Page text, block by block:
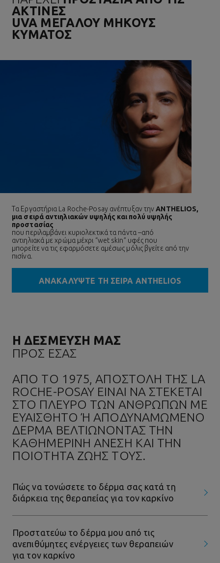
ΑΚΤΙΝΕΣ
UVA ΜΕΓΑΛΟΥ ΜΗΚΟΥΣ
ΚΥΜΑΤΟΣ
Τα Εργαστήρια La Roche-Posay ανέπτυξαν τηνANTHELIOS,
μια σειρά αντιηλιακών υψηλής και πολύ υψηλής
προστασίας
που περιλαμβάνει κυριολεκτικά τα πάντα –από
αντιηλιακά με χρώμα μέχρι “wet skin” υφές που
μπορείτε να τις εφαρμόσετε αμέσως μόλις βγείτε από την
πισίνα.
ΑΝΑΚΑΛΥΨΤΕ ΤΗ ΣΕΙΡΑ ANTHELIOS
Η ΔΕΣΜΕΥΣΗ ΜΑΣ
ΠΡΟΣ ΕΣΑΣ
ΑΠΟ ΤΟ 1975, ΑΠΟΣΤΟΛΗ ΤΗΣ LA
ROCHE-POSAY ΕΙΝΑΙ ΝΑ ΣΤΕΚΕΤΑΙ
ΣΤΟ ΠΛΕΥΡΟ ΤΩΝ ΑΝΘΡΩΠΩΝ ΜΕ
ΕΥΑΙΣΘΗΤΟ Ή ΑΠΟΔΥΝΑΜΩΜΕΝΟ Δ
ΕΡΜΑ ΒΕΛΤΙΩΝΟΝΤΑΣ ΤΗΝ Κ
ΑΘΗΜΕΡΙΝΗ ΑΝΕΣΗ ΚΑΙ ΤΗΝ Π
ΟΙΟΤΗΤΑ ΖΩΗΣ ΤΟΥΣ.
Πώς να τονώσετε το δέρμα σας κατά τη
διάρκεια της θεραπείας για τον καρκίνο
Προστατεύω το δέρμα μου από τις
ανεπιθύμητες ενέργειες των θεραπειών
για τον καρκίνο